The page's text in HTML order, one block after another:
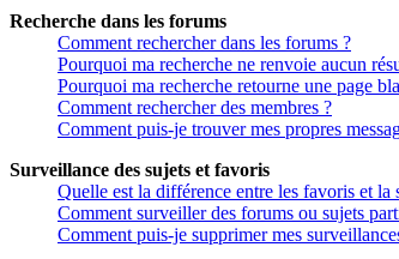
Recherche dans les forums
Comment rechercher dans les forums ?
Pourquoi ma recherche ne renvoie aucun
Pourquoi ma recherche retourne une page
Comment rechercher des membres ?
Comment puis-je trouver mes propres
Surveillance des sujets et favoris
Quelle est la différence entre les favoris et la
Comment surveiller des forums ou sujets
Comment puis-je supprimer mes